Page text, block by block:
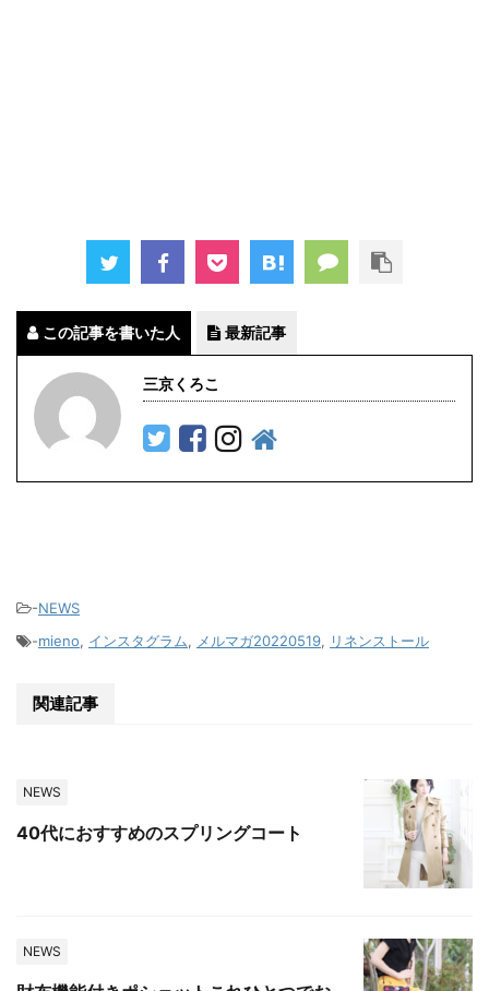
この記事を書いた人 最新記事
三京くろこ
-NEWS
-mieno, インスタグラム, メルマガ20220519, リネンストール
関連記事
NEWS
40代におすすめのスプリングコート
NEWS